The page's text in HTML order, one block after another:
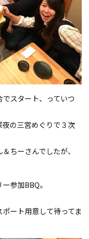
スタート、っていつ
の三宮めぐりで３次
ちーさんでしたが、
参加BBQ。
ート用意して待ってま